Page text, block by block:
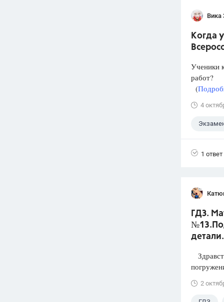
Вика
Когда
Ученики
работ?
(
4
1 ответ
ГДЗ.
детали.
2